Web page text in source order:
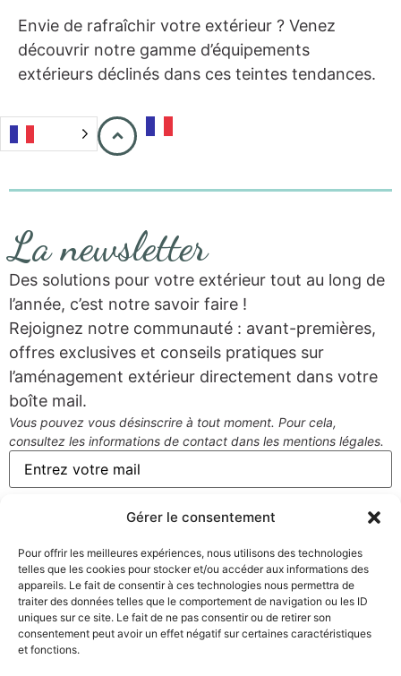
Gérer le consentement
Pour offrir les meilleures expériences, nous utilisons des technologies
telles que les cookies pour stocker et/ou accéder aux informations des
appareils. Le fait de consentir à ces technologies nous permettra de
traiter des données telles que le comportement de navigation ou les ID
uniques sur ce site. Le fait de ne pas consentir ou de retirer son
consentement peut avoir un effet négatif sur certaines caractéristiques
et fonctions.
Envie de rafraîchir votre extérieur ? Venez
découvrir notre gamme d’équipements
extérieurs déclinés dans ces teintes tendances.
La newsletter
Des solutions pour votre extérieur tout au long de
l’année, c’est notre savoir faire !
Rejoignez notre communauté : avant-premières,
offres exclusives et conseils pratiques sur
l’aménagement extérieur directement dans votre
boîte mail.
Vous pouvez vous désinscrire à tout moment. Pour cela,
consultez les informations de contact dans les mentions légales.
Expédition
sous 72h
Service client
Paiement sécurisé